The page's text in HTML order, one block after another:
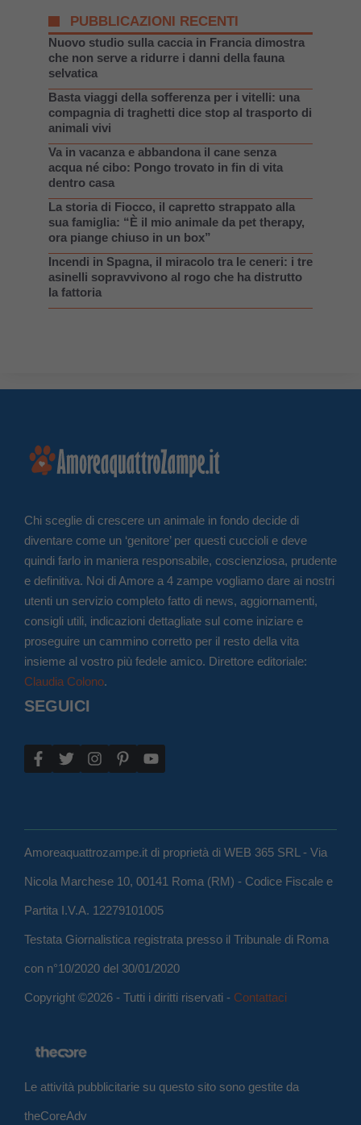
PUBBLICAZIONI RECENTI
Nuovo studio sulla caccia in Francia dimostra
che non serve a ridurre i danni della fauna
selvatica
Basta viaggi della sofferenza per i vitelli: una
compagnia di traghetti dice stop al trasporto di
animali vivi
Va in vacanza e abbandona il cane senza
acqua né cibo: Pongo trovato in fin di vita
dentro casa
La storia di Fiocco, il capretto strappato alla
sua famiglia: “È il mio animale da pet therapy,
ora piange chiuso in un box”
Incendi in Spagna, il miracolo tra le ceneri: i tre
asinelli sopravvivono al rogo che ha distrutto
la fattoria
Chi sceglie di crescere un animale in fondo decide di
diventare come un ‘genitore’ per questi cuccioli e deve
quindi farlo in maniera responsabile, coscienziosa, prudente
e definitiva. Noi di Amore a 4 zampe vogliamo dare ai nostri
utenti un servizio completo fatto di news, aggiornamenti,
consigli utili, indicazioni dettagliate sul come iniziare e
proseguire un cammino corretto per il resto della vita
insieme al vostro più fedele amico. Direttore editoriale:
Claudia Colono.
SEGUICI
Amoreaquattrozampe.it di proprietà di WEB 365 SRL - Via
Nicola Marchese 10, 00141 Roma (RM) - Codice Fiscale e
Partita I.V.A. 12279101005
Testata Giornalistica registrata presso il Tribunale di Roma
con n°10/2020 del 30/01/2020
Copyright ©2026 - Tutti i diritti riservati - Contattaci
Le attività pubblicitarie su questo sito sono gestite da
theCoreAdv